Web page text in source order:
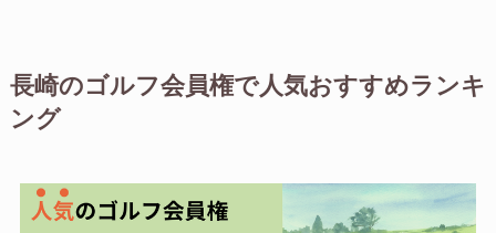
長崎のゴルフ会員権で人気おすすめランキ
ング